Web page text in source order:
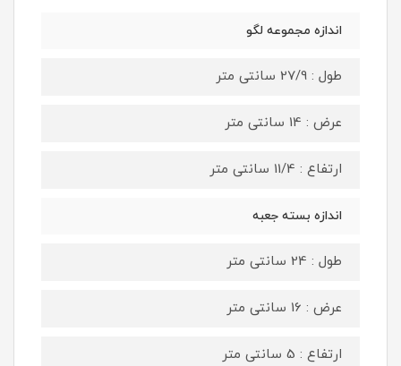
اندازه مجموعه لگو
طول : 27/9 سانتی متر
عرض : 14 سانتی متر
ارتفاع : 11/4 سانتی متر
اندازه بسته جعبه
طول : 24 سانتی متر
عرض : 16 سانتی متر
ارتفاع : 5 سانتی متر